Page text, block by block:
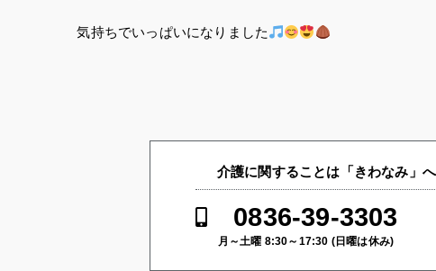
気持ちでいっぱいになりました
介護に関することは「きわなみ」
0836-39-3303
月～土曜 8:30～17:30 (日曜は休み)